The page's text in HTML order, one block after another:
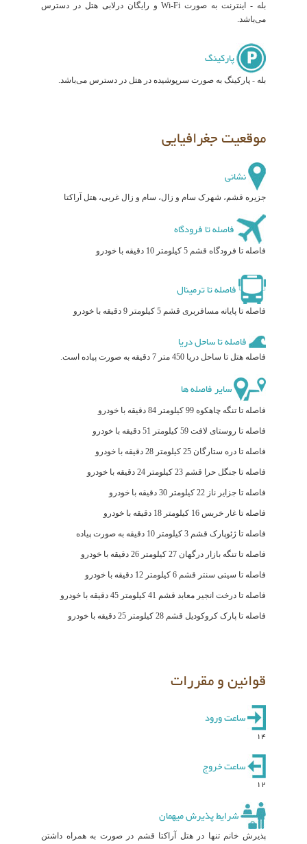
بله - اینترنت به صورت Wi-Fi و رایگان درلابی هتل در دسترس
می‌باشد.
پارکینگ
بله - پارکینگ به صورت سرپوشیده در هتل در دسترس می‌باشد.
موقعیت جغرافیایی
نشانی
جزیره قشم، شهرک سام و زال، سام و زال غربی، هتل آراکتا
فاصله تا فرودگاه
فاصله تا فرودگاه قشم 5 کیلومتر 10 دقیقه با خودرو
فاصله تا ترمینال
فاصله تا پایانه مسافربری قشم 5 کیلومتر 9 دقیقه با خودرو
فاصله تا ساحل دریا
فاصله هتل تا ساحل دریا 450 متر 7 دقیقه به صورت پیاده است.
سایر فاصله ها
فاصله تا تنگه چاهکوه 99 کیلومتر 84 دقیقه با خودرو
فاصله تا روستای لافت 59 کیلومتر 51 دقیقه با خودرو
فاصله تا دره ستارگان 25 کیلومتر 28 دقیقه با خودرو
فاصله تا جنگل حرا قشم 23 کیلومتر 24 دقیقه با خودرو
فاصله تا جزایر ناز 22 کیلومتر 30 دقیقه با خودرو
فاصله تا غار خربس 16 کیلومتر 18 دقیقه با خودرو
فاصله تا ژئوپارک قشم 3 کیلومتر 10 دقیقه به صورت پیاده
فاصله تا تنگه بازار درگهان 27 کیلومتر 26 دقیقه با خودرو
فاصله تا سیتی سنتر قشم 6 کیلومتر 12 دقیقه با خودرو
فاصله تا درخت انجیر معابد قشم 41 کیلومتر 45 دقیقه با خودرو
فاصله تا پارک کروکودیل قشم 28 کیلومتر 25 دقیقه با خودرو
قوانین و مقررات
ساعت ورود
14
ساعت خروج
12
شرایط پذیرش میهمان
پذیرش خانم تنها در هتل آراکتا قشم در صورت به همراه داشتن